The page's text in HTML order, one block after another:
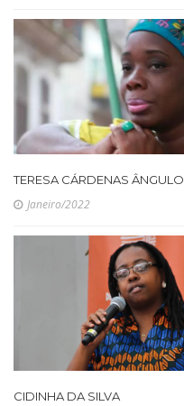
TERESA CÁRDENAS ÂNGULO
Janeiro/2022
CIDINHA DA SILVA